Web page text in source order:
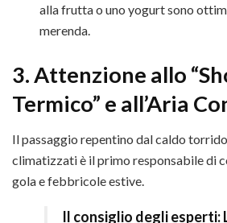
alla frutta o uno yogurt sono
merenda.
3. Attenzione allo
Termico” e all’Aria
Il passaggio repentino dal caldo
climatizzati è il primo responsabile di
gola e febbricole estive.
Il consiglio degli esperti: